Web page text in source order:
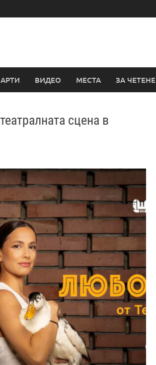
ВИДЕО МЕСТА ЗА ЧЕТЕНЕ
сцена в